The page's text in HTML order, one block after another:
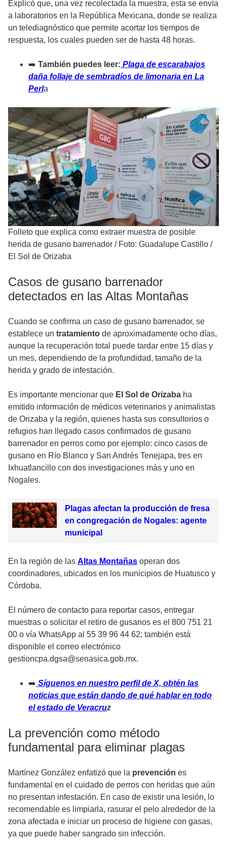
Explicó que, una vez recolectada la muestra, esta se envía
a laboratorios en la República Mexicana, donde se realiza
un telediagnóstico que permite acortar los tiempos de
respuesta, los cuales pueden ser de hasta 48 horas.
➡️ También puedes leer: Plaga de escarabajos
daña follaje de sembradíos de limonaria en La
Perla
Folleto que explica como extraer muestra de posible
herida de gusano barrenador / Foto: Guadalupe Castillo /
El Sol de Orizaba
Casos de gusano barrenador
detectados en las Altas Montañas
Cuando se confirma un caso de gusano barrenador, se
establece un tratamiento de aproximadamente ocho días,
aunque la recuperación total puede tardar entre 15 días y
un mes, dependiendo de la profundidad, tamaño de la
herida y grado de infestación.
Es importante mencionar que El Sol de Orizaba ha
emitido información de médicos veterinarios y animalistas
de Orizaba y la región, quienes hasta sus consultorios o
refugios han llegado casos confirmados de gusano
barrenador en perros como por ejemplo: cinco casos de
gusano en Río Blanco y San Andrés Tenejapa, tres en
Ixhuatlancillo con dos investigaciones más y uno en
Nogales.
Plagas afectan la producción de fresa
en congregación de Nogales: agente
municipal
En la región de las Altas Montañas operan dos
coordinadores, ubicados en los municipios de Huatusco y
Córdoba.
El número de contacto para reportar casos, entregar
muestras o solicitar el retiro de gusanos es el 800 751 21
00 o vía WhatsApp al 55 39 96 44 62; también está
disponible el correo electrónico
gestioncpa.dgsa@senasica.gob.mx.
➡️ Síguenos en nuestro perfil de X, obtén las
noticias que están dando de qué hablar en todo
el estado de Veracruz
La prevención como método
fundamental para eliminar plagas
Martínez González enfatizó que la prevención es
fundamental en el cuidado de perros con heridas que aún
no presentan infestación. En caso de existir una lesión, lo
recomendable es limpiarla, rasurar el pelo alrededor de la
zona afectada e iniciar un proceso de higiene con gasas,
ya que puede haber sangrado sin infección.